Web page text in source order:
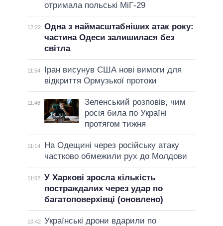
отримала польські МіГ-29
12:22 Одна з наймасштабніших атак року:
частина Одеси залишилася без
світла
11:54
Іран висунув США нові вимоги для
відкриття Ормузької протоки
11:48
Зеленський розповів, чим
росія била по Україні
протягом тижня
11:14
На Одещині через російську атаку
частково обмежили рух до Молдови
11:02
У Харкові зросла кількість
постраждалих через удар по
багатоповерхівці (оновлено)
10:42 Українські дрони вдарили по